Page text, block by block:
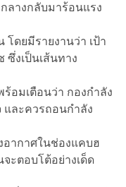
ลางกลับมาร้อนแรง
ดยมีรายงานว่า เป้า
งเป็นเส้นทาง
อมเตือนว่า กองกำลัง
และควรถอนกำลัง
อากาศในช่องแคบฮ
ะตอบโต้อย่างเด็ด